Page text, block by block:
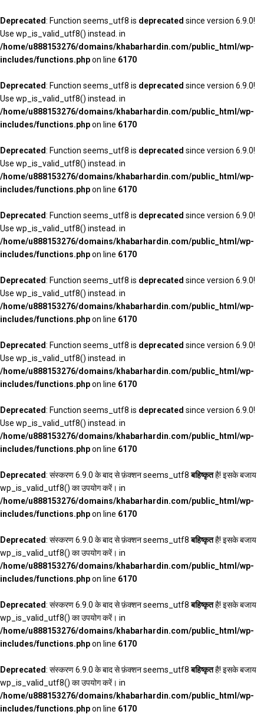
Deprecated: Function seems_utf8 is deprecated since version 6.9.0!
Use wp_is_valid_utf8() instead. in
/home/u888153276/domains/khabarhardin.com/public_html/wp-
includes/functions.phpon line 6170
Deprecated: Function seems_utf8 is deprecated since version 6.9.0!
Use wp_is_valid_utf8() instead. in
/home/u888153276/domains/khabarhardin.com/public_html/wp-
includes/functions.phpon line 6170
Deprecated: Function seems_utf8 is deprecated since version 6.9.0!
Use wp_is_valid_utf8() instead. in
/home/u888153276/domains/khabarhardin.com/public_html/wp-
includes/functions.phpon line 6170
Deprecated: Function seems_utf8 is deprecated since version 6.9.0!
Use wp_is_valid_utf8() instead. in
/home/u888153276/domains/khabarhardin.com/public_html/wp-
includes/functions.phpon line 6170
Deprecated: Function seems_utf8 is deprecated since version 6.9.0!
Use wp_is_valid_utf8() instead. in
/home/u888153276/domains/khabarhardin.com/public_html/wp-
includes/functions.phpon line 6170
Deprecated: Function seems_utf8 is deprecated since version 6.9.0!
Use wp_is_valid_utf8() instead. in
/home/u888153276/domains/khabarhardin.com/public_html/wp-
includes/functions.phpon line 6170
Deprecated: Function seems_utf8 is deprecated since version 6.9.0!
Use wp_is_valid_utf8() instead. in
/home/u888153276/domains/khabarhardin.com/public_html/wp-
includes/functions.phpon line 6170
Deprecated: संस्करण 6.9.0 के बाद से फ़ंक्शन seems_utf8बहिष्कृतहै! इसके बजाय
wp_is_valid_utf8() का उपयोग करें। in
/home/u888153276/domains/khabarhardin.com/public_html/wp-
includes/functions.phpon line 6170
Deprecated: संस्करण 6.9.0 के बाद से फ़ंक्शन seems_utf8बहिष्कृतहै! इसके बजाय
wp_is_valid_utf8() का उपयोग करें। in
/home/u888153276/domains/khabarhardin.com/public_html/wp-
includes/functions.phpon line 6170
Deprecated: संस्करण 6.9.0 के बाद से फ़ंक्शन seems_utf8बहिष्कृतहै! इसके बजाय
wp_is_valid_utf8() का उपयोग करें। in
/home/u888153276/domains/khabarhardin.com/public_html/wp-
includes/functions.phpon line 6170
Deprecated: संस्करण 6.9.0 के बाद से फ़ंक्शन seems_utf8बहिष्कृतहै! इसके बजाय
wp_is_valid_utf8() का उपयोग करें। in
/home/u888153276/domains/khabarhardin.com/public_html/wp-
includes/functions.phpon line 6170